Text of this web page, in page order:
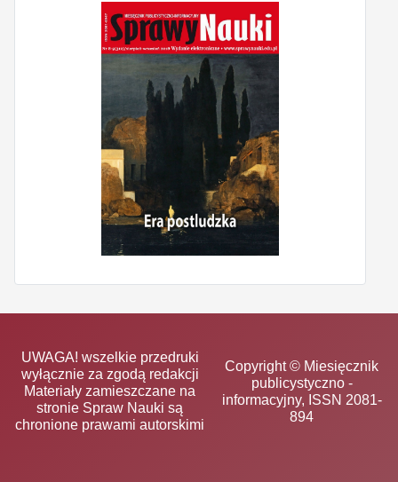
UWAGA! wszelkie przedruki
wyłącznie za zgodą redakcji
Materiały zamieszczane na
stronie Spraw Nauki są
chronione prawami autorskimi
Copyright © Miesięcznik
publicystyczno -
informacyjny, ISSN 2081-
894